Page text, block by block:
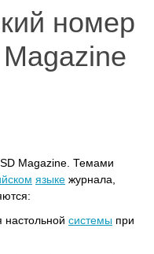
номер
Magazine. Темами
языке журнала,
настольной системы при